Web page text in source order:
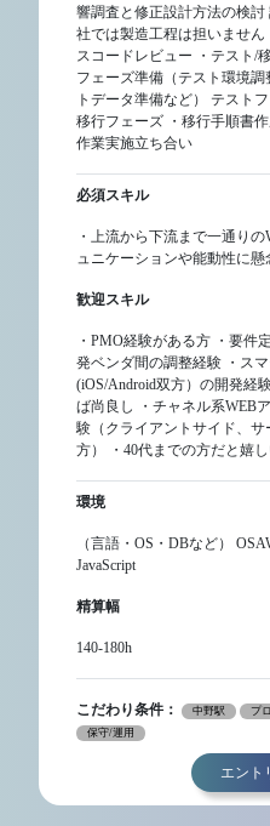
響調査と修正設計方法の検
社では製造工程は担いませ
スコードレビュー ・テスト/
フェーズ準備（テスト環境
トデータ準備など） テスト
移行フェーズ ・移行手順書
作業実施立ち合い
必須スキル
・上流から下流まで一通り
ュニケーションや能動性に
歓迎スキル
・PMO経験がある方 ・要件
発ベンダ間の調整経験 ・ス
(iOS/Android双方）の開発経
ば尚良し ・チャネル系WEB
験（クライアントサイド、
方） ・40代までの方だと嬉
環境
（言語・OS・DBなど）
JavaScript
精算幅
140-180h
こだわり条件： 中野駅
プ
保守/運用
エント